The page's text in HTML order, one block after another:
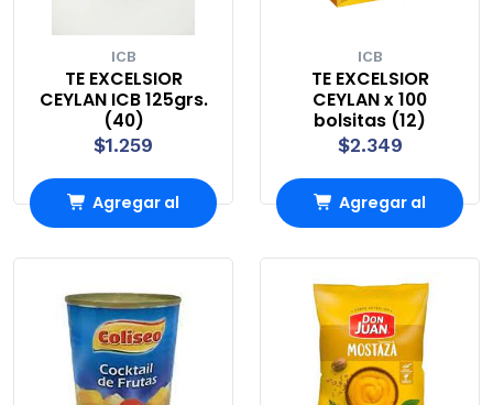
ICB
TE EXCELSIOR
CEYLAN ICB 125grs.
(40)
$1.259
Agregar al
ICB
TE EXCELSIOR
CEYLAN x 100
bolsitas (12)
$2.349
Agregar al